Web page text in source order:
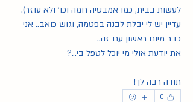
כבר מיום ראשון עם זה..
את יודעת אולי מי יוכל לטפל בי...?
תודה רבה לך!
0